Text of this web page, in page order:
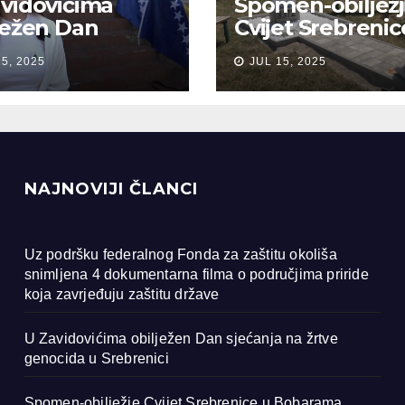
Dan
na žrtve
u
2025
Spomen-
Cvijet
Bobarama
JUL 15, 2025
NAJNOVIJI ČLANCI
Uz podršku federalnog Fonda za zaštitu okoliša
snimljena 4 dokumentarna filma o područjima priride
koja zavrjeđuju zaštitu države
U Zavidovićima obilježen Dan sjećanja na žrtve
genocida u Srebrenici